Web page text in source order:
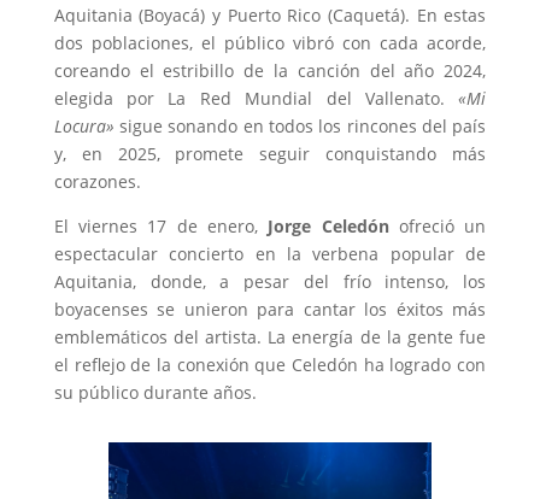
Aquitania (Boyacá) y Puerto Rico (Caquetá). En estas
dos poblaciones, el público vibró con cada acorde,
coreando el estribillo de la canción del año 2024,
elegida por La Red Mundial del Vallenato.«Mi
Locura» sigue sonando en todos los rincones del país
y, en 2025, promete seguir conquistando más
corazones.
El viernes 17 de enero, Jorge Celedónofreció un
espectacular concierto en la verbena popular de
Aquitania, donde, a pesar del frío intenso, los
boyacenses se unieron para cantar los éxitos más
emblemáticos del artista. La energía de la gente fue
el reflejo de la conexión que Celedón ha logrado con
su público durante años.